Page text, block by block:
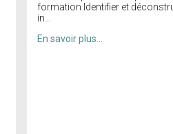
formation Identifier et
in…
En savoir plus…